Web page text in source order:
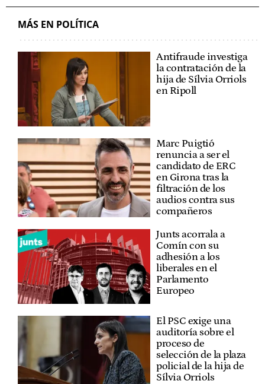
MÁS EN POLÍTICA
Antifraude investiga
la contratación de la
hija de Sílvia Orriols
en Ripoll
Marc Puigtió
renuncia a ser el
candidato de ERC
en Girona tras la
filtración de los
audios contra sus
compañeros
Junts acorrala a
Comín con su
adhesión a los
liberales en el
Parlamento
Europeo
El PSC exige una
auditoría sobre el
proceso de
selección de la plaza
policial de la hija de
Sílvia Orriols